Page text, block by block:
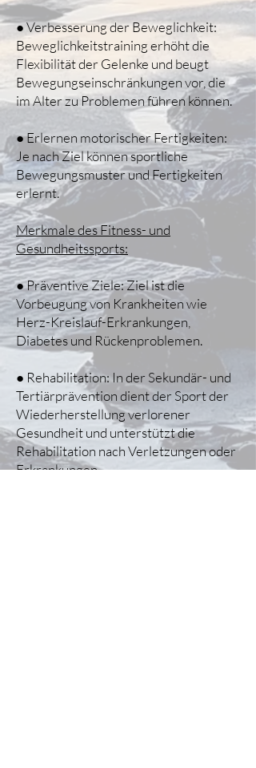
● Verbesserung der Beweglichkeit:
Beweglichkeitstraining erhöht die
Flexibilität der Gelenke und beugt
Bewegungseinschränkungen vor, die
im Alter zu Problemen führen können.
● Erlernen motorischer Fertigkeiten:
Je nach Ziel können sportliche
Bewegungsmuster und Fertigkeiten
erlernt.
Merkmale des Fitness- und
Gesundheitssports:
● Präventive Ziele: Ziel ist die
Vorbeugung von Krankheiten wie
Herz-Kreislauf-Erkrankungen,
Diabetes und Rückenproblemen.
● Rehabilitation: In der Sekundär- und
Tertiärprävention dient der Sport der
Wiederherstellung verlorener
Gesundheit und unterstützt die
Rehabilitation nach Verletzungen oder
Erkrankungen.